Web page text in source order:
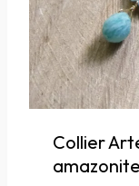
Collier